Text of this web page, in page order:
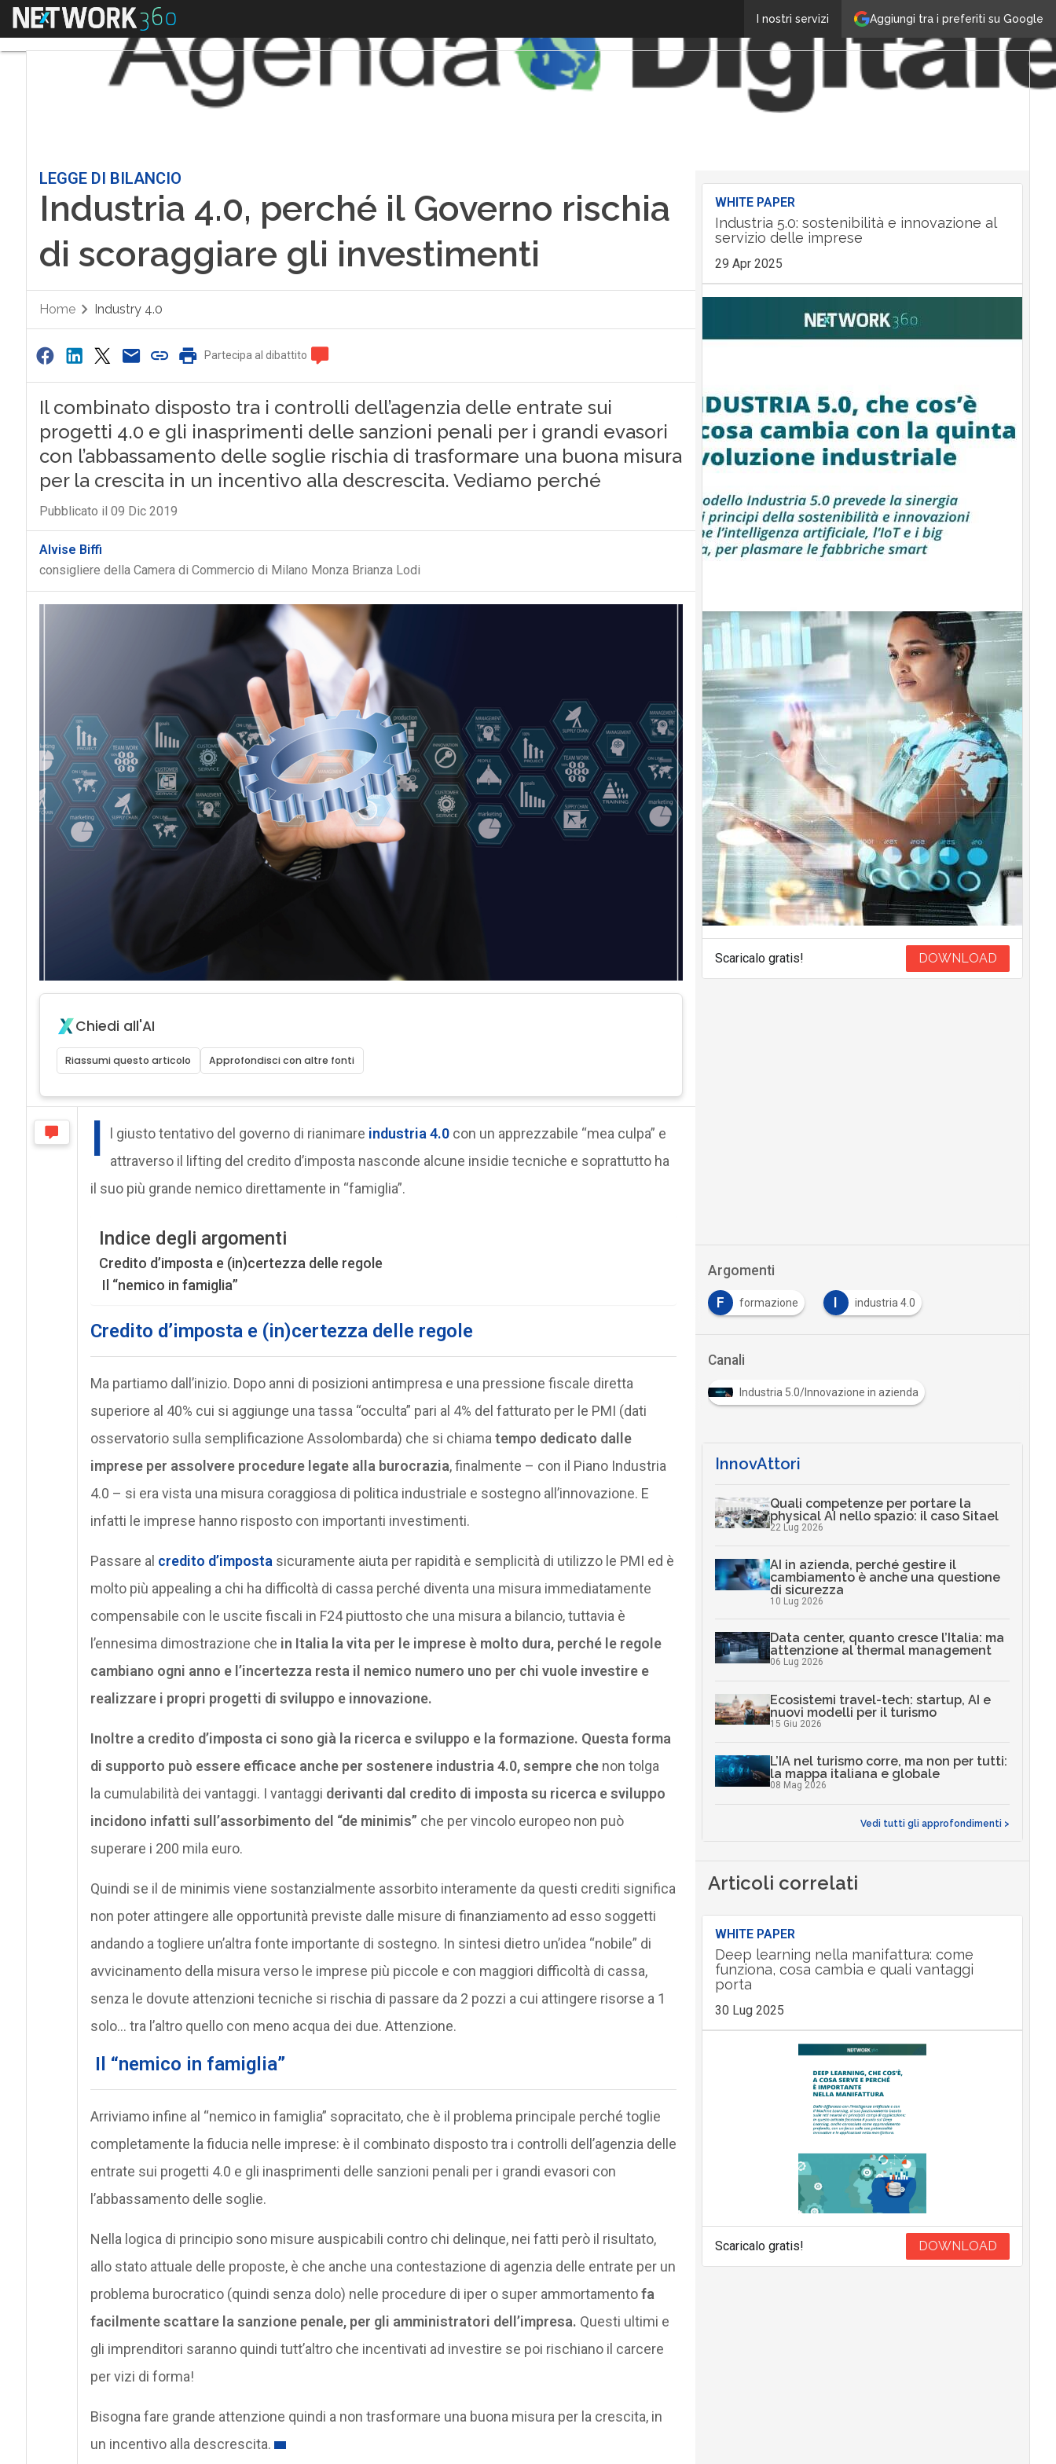
Aggiungi tra i preferiti su Google
I nostri servizi
Menu
LEGGE DI BILANCIO
Industria 4.0, perché il Governo rischia
di scoraggiare gli investimenti
Home Industry 4.0
Partecipa al dibattito
Il combinato disposto tra i controlli dell’agenzia delle entrate sui
progetti 4.0 e gli inasprimenti delle sanzioni penali per i grandi evasori
con l’abbassamento delle soglie rischia di trasformare una buona misura
per la crescita in un incentivo alla descrescita. Vediamo perché
Pubblicato il 09 Dic 2019
Alvise Biffi
consigliere della Camera di Commercio di Milano Monza Brianza Lodi
Chiedi all'AI
Riassumi questo articolo Approfondisci con altre fonti
I l giusto tentativo del governo di rianimare industria 4.0 con un apprezzabile “mea culpa” e
attraverso il lifting del credito d’imposta nasconde alcune insidie tecniche e soprattutto ha
il suo più grande nemico direttamente in “famiglia”.
Indice degli argomenti
Credito d’imposta e (in)certezza delle regole
Il “nemico in famiglia”
Credito d’imposta e (in)certezza delle regole
Ma partiamo dall’inizio. Dopo anni di posizioni antimpresa e una pressione fiscale diretta
superiore al 40% cui si aggiunge una tassa “occulta” pari al 4% del fatturato per le PMI (dati
osservatorio sulla semplificazione Assolombarda) che si chiama tempo dedicato dalle
imprese per assolvere procedure legate alla burocrazia, finalmente – con il Piano Industria
4.0 – si era vista una misura coraggiosa di politica industriale e sostegno all’innovazione. E
infatti le imprese hanno risposto con importanti investimenti.
Passare al credito d’imposta sicuramente aiuta per rapidità e semplicità di utilizzo le PMI ed è
molto più appealing a chi ha difficoltà di cassa perché diventa una misura immediatamente
compensabile con le uscite fiscali in F24 piuttosto che una misura a bilancio, tuttavia è
l’ennesima dimostrazione che in Italia la vita per le imprese è molto dura, perché le regole
cambiano ogni anno e l’incertezza resta il nemico numero uno per chi vuole investire e
realizzare i propri progetti di sviluppo e innovazione.
Inoltre a credito d’imposta ci sono già la ricerca e sviluppo e la formazione. Questa forma
di supporto può essere efficace anche per sostenere industria 4.0, sempre chenon tolga
la cumulabilità dei vantaggi. I vantaggi derivanti dal credito di imposta su ricerca e sviluppo
incidono infatti sull’assorbimento del “de minimis” che per vincolo europeo non può
superare i 200 mila euro.
Quindi se il de minimis viene sostanzialmente assorbito interamente da questi crediti significa
non poter attingere alle opportunità previste dalle misure di finanziamento ad esso soggetti
andando a togliere un’altra fonte importante di sostegno. In sintesi dietro un’idea “nobile” di
avvicinamento della misura verso le imprese più piccole e con maggiori difficoltà di cassa,
senza le dovute attenzioni tecniche si rischia di passare da 2 pozzi a cui attingere risorse a 1
solo… tra l’altro quello con meno acqua dei due. Attenzione.
Il “nemico in famiglia”
Arriviamo infine al “nemico in famiglia” sopracitato, che è il problema principale perché toglie
completamente la fiducia nelle imprese: è il combinato disposto tra i controlli dell’agenzia delle
entrate sui progetti 4.0 e gli inasprimenti delle sanzioni penali per i grandi evasori con
l’abbassamento delle soglie.
Nella logica di principio sono misure auspicabili contro chi delinque, nei fatti però il risultato,
allo stato attuale delle proposte, è che anche una contestazione di agenzia delle entrate per un
problema burocratico (quindi senza dolo) nelle procedure di iper o super ammortamentofa
facilmente scattare la sanzione penale, per gli amministratori dell’impresa. Questi ultimi e
gli imprenditori saranno quindi tutt’altro che incentivati ad investire se poi rischiano il carcere
per vizi di forma!
Bisogna fare grande attenzione quindi a non trasformare una buona misura per la crescita, in
un incentivo alla descrescita.
WHITE PAPER
Industria 5.0: sostenibilità e innovazione al
servizio delle imprese
29 Apr 2025
Scaricalo gratis! DOWNLOAD
Argomenti
F formazione industria 4.0
Canali
Industria 5.0/Innovazione in azienda
InnovAttori
Quali competenze per portare la
physical AI nello spazio: il caso Sitael
22 Lug 2026
AI in azienda, perché gestire il
cambiamento è anche una questione
di sicurezza
10 Lug 2026
Data center, quanto cresce l’Italia: ma
attenzione al thermal management
06 Lug 2026
Ecosistemi travel-tech: startup, AI e
nuovi modelli per il turismo
15 Giu 2026
L’IA nel turismo corre, ma non per tutti:
la mappa italiana e globale
08 Mag 2026
Vedi tutti gli approfondimenti >
Articoli correlati
WHITE PAPER
Deep learning nella manifattura: come
funziona, cosa cambia e quali vantaggi
porta
30 Lug 2025
Scaricalo gratis! DOWNLOAD